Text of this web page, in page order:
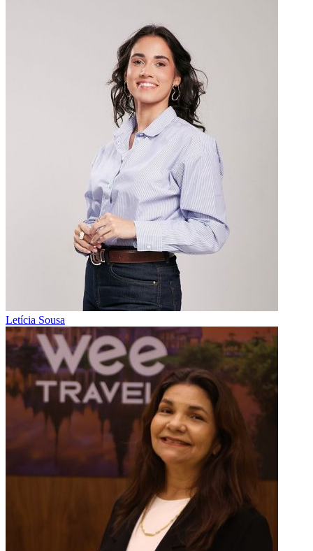
Letícia Sousa